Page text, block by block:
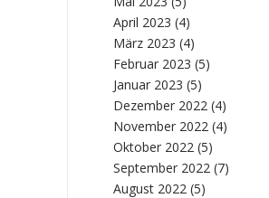
April 2023 (4)
März 2023 (4)
Februar 2023 (5)
Januar 2023 (5)
Dezember 2022 (4)
November 2022 (4)
Oktober 2022 (5)
September 2022 (7)
August 2022 (5)